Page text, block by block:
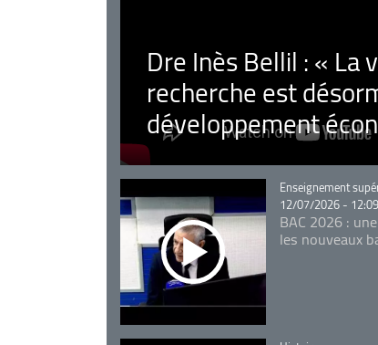
Dre Inès Bellil : « La
recherche est
développement
Catégorie
Enseignement
12/07/2026 - 12:09
BAC 2026 :
les nouveaux